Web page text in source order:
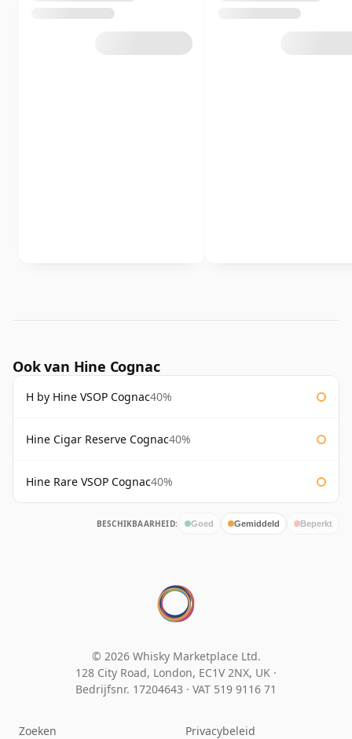
Ook van Hine Cognac
H by Hine VSOP Cognac40%
Hine Cigar Reserve Cognac40%
Hine Rare VSOP Cognac40%
BESCHIKBAARHEID: Goed Gemiddeld Beperkt
© 2026 Whisky Marketplace Ltd.
128 City Road, London, EC1V 2NX, UK ·
Bedrijfsnr. 17204643 · VAT 519 9116 71
Zoeken Privacybeleid